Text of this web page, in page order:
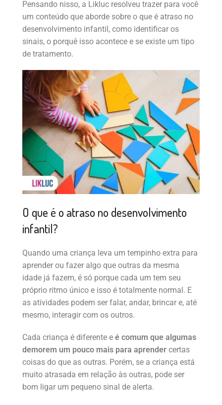
Pensando nisso, a Likluc resolveu trazer para você
um conteúdo que aborde sobre o que é atraso no
desenvolvimento infantil, como identificar os
sinais, o porquê isso acontece e se existe um tipo
de tratamento.
O que é o atraso no desenvolvimento
infantil?
Quando uma criança leva um tempinho extra para
aprender ou fazer algo que outras da mesma
idade já fazem, é só porque cada um tem seu
próprio ritmo único e isso é totalmente normal. E
as atividades podem ser falar, andar, brincar e, até
mesmo, interagir com os outros.
Cada criança é diferente e é comum que algumas
demorem um pouco mais para aprender certas
coisas do que as outras. Porém, se a criança está
muito atrasada em relação às outras, pode ser
bom ligar um pequeno sinal de alerta.